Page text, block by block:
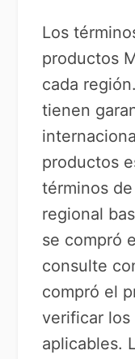
Los
productos
cada
tienen
productos
términos
regional
se compró
consulte
compró el
verificar los
aplicables.